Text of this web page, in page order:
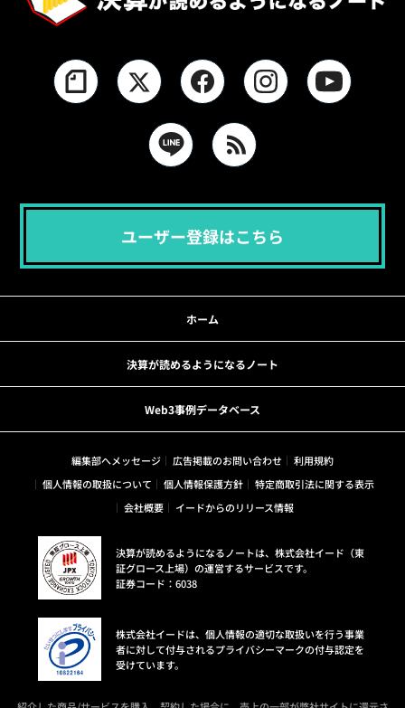
ユーザー登録はこちら
ホーム
決算が読めるようになるノート
Web3事例データベース
編集部へメッセージ 広告掲載のお問い合わせ
利用規約
個人情報の取扱について
個人情報保護方針
特定商取引法に関する表示
会社概要
イードからのリリース情報
決算が読めるようになるノートは、株式会社イード（東
証グロース上場）の運営するサービスです。
証券コード：6038
株式会社イードは、個人情報の適切な取扱いを行う事業
者に対して付与されるプライバシーマークの付与認定を
受けています。